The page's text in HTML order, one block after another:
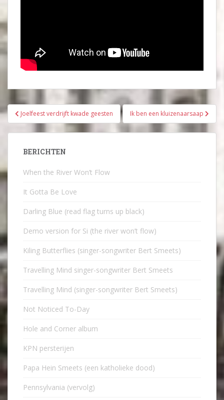
Bericht
navigatie
Joelfeest verdrijft kwade geesten Ik ben een kluizenaarsaap
BERICHTEN
When the River Won’t Flow
It Gotta Be Love
Darling Blue (read flag turns up black)
Demo version for Si (the river won’t flow)
Kiling Butterflies (singer-songwriter Bert Smeets)
Travelling Mind singer-songwriter Bert Smeets
Travelling Mind (singer-songwriter Bert Smeets)
Not Noticed To-Day
Hole and Corner album
KPN persterijen
Papa Hein Smeets (een katholieke dood)
Pennsylvania (vervolg)